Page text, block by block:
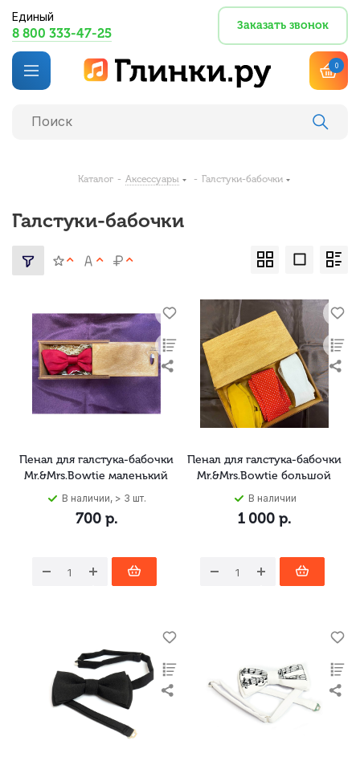
Единый
8 800 333-47-25
Заказать звонок
0
Каталог - Аксессуары - Галстуки-бабочки
Галстуки-бабочки
Пенал для галстука-бабочки
Mr.&Mrs.Bowtie маленький
В наличии, > 3 шт.
700р.
Пенал для галстука-бабочки
Mr.&Mrs.Bowtie большой
В наличии
1 000р.